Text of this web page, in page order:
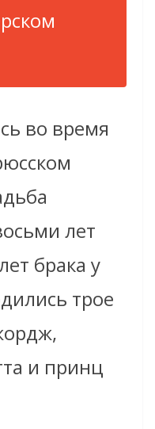
во время
лет
брака у
трое
и принц